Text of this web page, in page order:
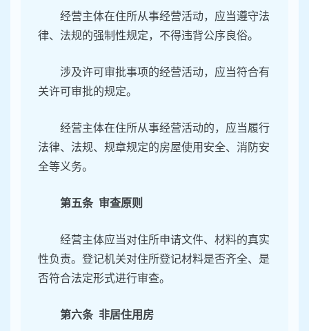
经营主体在住所从事经营活动，应当遵守法
律、法规的强制性规定，不得违背公序良俗。
涉及许可审批事项的经营活动，应当符合有
关许可审批的规定。
经营主体在住所从事经营活动的，应当履行
法律、法规、规章规定的房屋使用安全、消防安
全等义务。
第五条 审查原则
经营主体应当对住所申请文件、材料的真实
性负责。登记机关对住所登记材料是否齐全、是
否符合法定形式进行审查。
第六条 非居住用房